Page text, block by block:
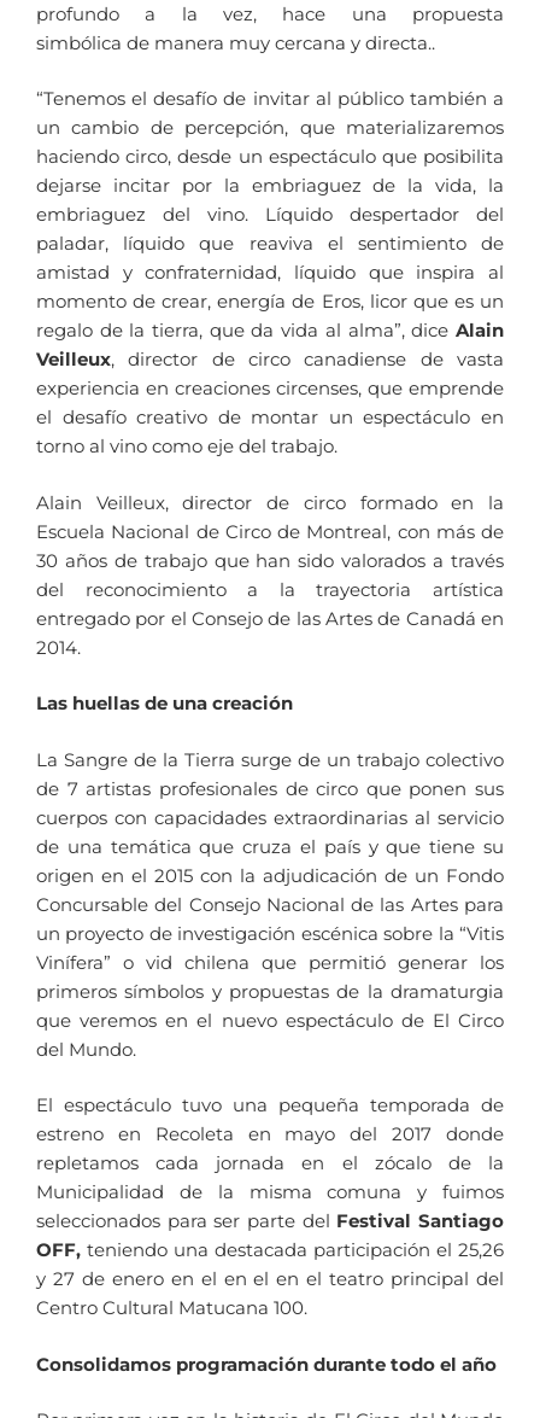
profundo a la vez, hace una propuesta
simbólica de manera muy cercana y directa..
“Tenemos el desafío de invitar al público también a
un cambio de percepción, que materializaremos
haciendo circo, desde un espectáculo que posibilita
dejarse incitar por la embriaguez de la vida, la
embriaguez del vino. Líquido despertador del
paladar, líquido que reaviva el sentimiento de
amistad y confraternidad, líquido que inspira al
momento de crear, energía de Eros, licor que es un
regalo de la tierra, que da vida al alma”, dice Alain
Veilleux, director de circo canadiense de vasta
experiencia en creaciones circenses, que emprende
el desafío creativo de montar un espectáculo en
torno al vino como eje del trabajo.
Alain Veilleux, director de circo formado en la
Escuela Nacional de Circo de Montreal, con más de
30 años de trabajo que han sido valorados a través
del reconocimiento a la trayectoria artística
entregado por el Consejo de las Artes de Canadá en
2014.
Las huellas de una creación
La Sangre de la Tierra surge de un trabajo colectivo
de 7 artistas profesionales de circo que ponen sus
cuerpos con capacidades extraordinarias al servicio
de una temática que cruza el país y que tiene su
origen en el 2015 con la adjudicación de un Fondo
Concursable del Consejo Nacional de las Artes para
un proyecto de investigación escénica sobre la “Vitis
Vinífera” o vid chilena que permitió generar los
primeros símbolos y propuestas de la dramaturgia
que veremos en el nuevo espectáculo de El Circo
del Mundo.
El espectáculo tuvo una pequeña temporada de
estreno en Recoleta en mayo del 2017 donde
repletamos cada jornada en el zócalo de la
Municipalidad de la misma comuna y fuimos
seleccionados para ser parte del Festival Santiago
OFF, teniendo una destacada participación el 25,26
y 27 de enero en el en el en el teatro principal del
Centro Cultural Matucana 100.
Consolidamos programación durante todo el año